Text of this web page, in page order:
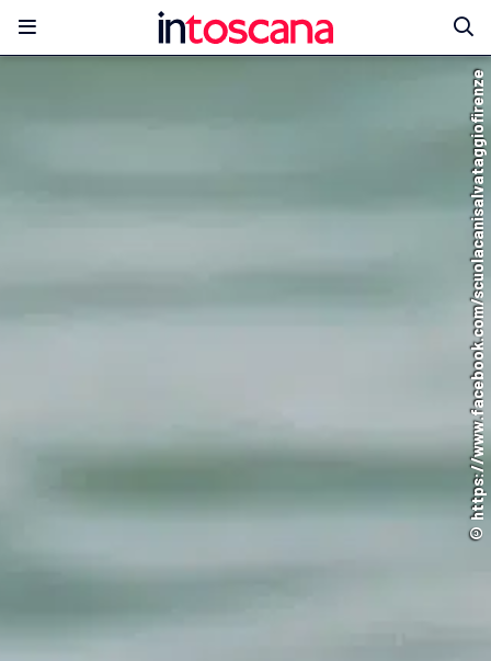
© https://www.facebook.com/scuolacanisalvataggiofirenze